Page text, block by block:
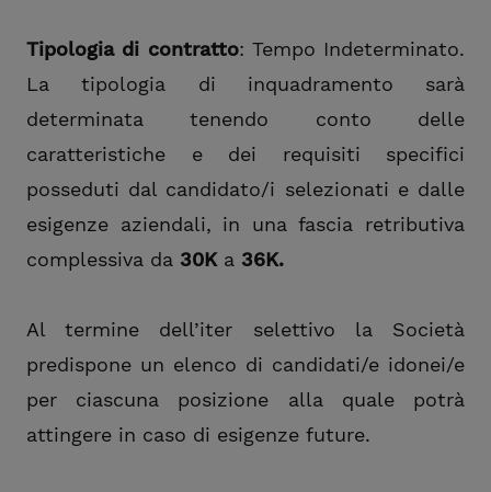
Tipologia di contratto: Tempo Indeterminato.
La tipologia di inquadramento sarà
determinata tenendo conto delle
caratteristiche e dei requisiti specifici
posseduti dal candidato/i selezionati e dalle
esigenze aziendali, in una fascia retributiva
complessiva da 30Ka 36K.
Al termine dell’iter selettivo la Società
predispone un elenco di candidati/e idonei/e
per ciascuna posizione alla quale potrà
attingere in caso di esigenze future.